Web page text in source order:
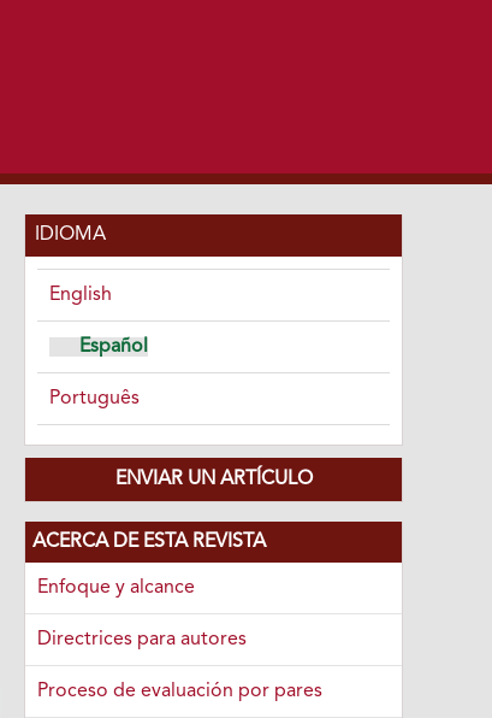
IDIOMA
English
Español
Português
ENVIAR UN ARTÍCULO
ACERCA DE ESTA REVISTA
Enfoque y alcance
Directrices para autores
Proceso de evaluación por pares